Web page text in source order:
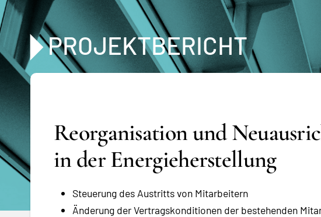
PROJEKTBERICHT
Reorganisation und
in der Energieherstellung
Steuerung des Austritts von Mitarbeitern
Änderung der Vertragskonditionen der bestehenden